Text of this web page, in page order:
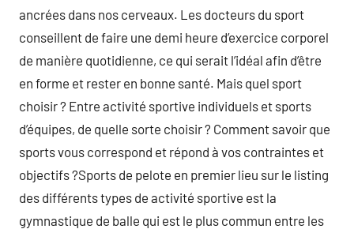
ancrées dans nos cerveaux. Les docteurs du sport
conseillent de faire une demi heure d’exercice corporel
de manière quotidienne, ce qui serait l’idéal afin d’être
en forme et rester en bonne santé. Mais quel sport
choisir ? Entre activité sportive individuels et sports
d’équipes, de quelle sorte choisir ? Comment savoir que
sports vous correspond et répond à vos contraintes et
objectifs ?Sports de pelote en premier lieu sur le listing
des différents types de activité sportive est la
gymnastique de balle qui est le plus commun entre les